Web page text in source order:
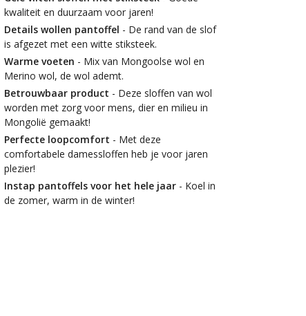
kwaliteit en duurzaam voor jaren!
Details wollen pantoffel - De rand van de slof
is afgezet met een witte stiksteek.
Warme voeten - Mix van Mongoolse wol en
Merino wol, de wol ademt.
Betrouwbaar product - Deze sloffen van wol
worden met zorg voor mens, dier en milieu in
Mongolië gemaakt!
Perfecte loopcomfort - Met deze
comfortabele damessloffen heb je voor jaren
plezier!
Instap pantoffels voor het hele jaar - Koel in
de zomer, warm in de winter!